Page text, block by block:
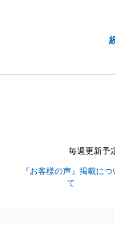
スムーズにお取引が
しい中、F様に書類の
いただいたからで御
だけるよう努めてまい
この度は誠に有難う
毎週更新予
『お客様の声』掲載につ
て